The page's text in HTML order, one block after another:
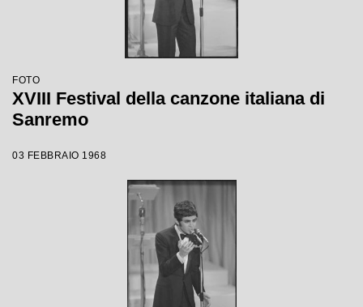
FOTO
XVIII Festival della canzone italiana di
Sanremo
03 FEBBRAIO 1968